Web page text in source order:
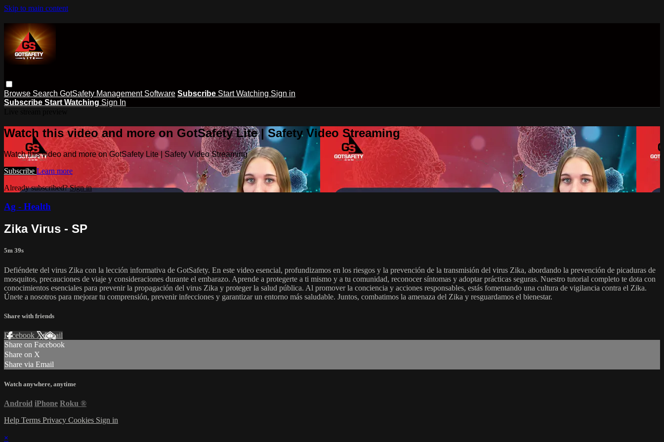
Skip to main content
Browse Search GotSafety Management Software Subscribe Start Watching Sign in
Subscribe Start Watching Sign In
Watch this video and more on GotSafety Lite | Safety Video Streaming
Watch this video and more on GotSafety Lite | Safety Video Streaming
Subscribe Learn more
Already subscribed?Sign in
Ag - Health
Zika Virus - SP
5m 39s
Defiéndete del virus Zika con la lección informativa de GotSafety. En este video esencial, profundizamos en los riesgos y la prevención de la transmisión del virus Zika, abordando la prevención de picaduras de
mosquitos, precauciones de viaje y consideraciones durante el embarazo. Aprende a protegerte a ti mismo y a tu comunidad, reconocer síntomas y adoptar prácticas seguras. Nuestro tutorial completo te dota con
conocimientos esenciales para prevenir la propagación del virus Zika y proteger la salud pública. Al promover la conciencia y acciones responsables, estás fomentando una cultura de vigilancia contra el Zika.
Únete a nosotros para mejorar tu comprensión, prevenir infecciones y garantizar un entorno más saludable. Juntos, combatimos la amenaza del Zika y resguardamos el bienestar.
Share with friends
Facebook XEmail
Share on Facebook
Share on X
Share via Email
Watch anywhere, anytime
Android iPhone Roku ®
Help Terms Privacy Cookies Sign in
×